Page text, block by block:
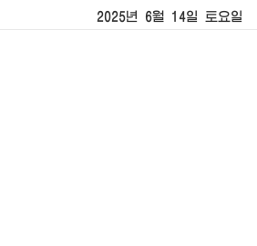
2025년 6월 14일 토요일